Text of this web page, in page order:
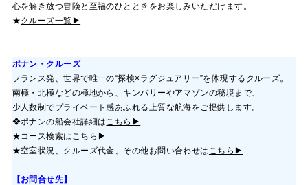
心を解き放つ冒険と至福のひとときをお楽しみいただけます。
★クルーズ一覧▶
ポナン・クルーズ
フランス発、世界で唯一の“探検×ラグジュアリー”を体現するクルーズ。
南極・北極などの極地から、キンバリーやアマゾンの秘境まで、
少人数制でプライベート感あふれる上質な航海をご提供します。
❖ポナンの船会社詳細は こちら▶
★コース検索は こちら▶
★空室状況、クルーズ代金、その他お問い合わせは こちら▶
【お問合せ先】